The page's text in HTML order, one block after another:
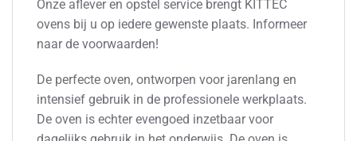
Onze aflever en opstel service brengt KITTEC
ovens bij u op iedere gewenste plaats. Informeer
naar de voorwaarden!
De perfecte oven, ontworpen voor jarenlang en
intensief gebruik in de professionele werkplaats.
De oven is echter evengoed inzetbaar voor